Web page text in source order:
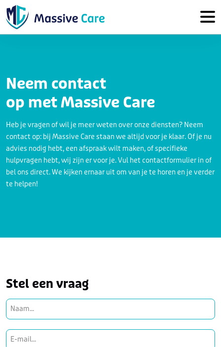
Neem contact
op met Massive Care
Heb je vragen of wil je meer weten over onze diensten? Neem
contact op: bij Massive Care staan we altijd voor je klaar. Of je nu
advies nodig hebt, een afspraak wilt maken, of specifieke
hulpvragen hebt, wij zijn er voor je. Vul het contactformulier in of
bel ons direct. We kijken ernaar uit om van je te horen en je verder
te helpen!
Stel een vraag